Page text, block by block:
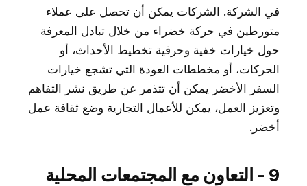
في الشركة. الشركات يمكن أن تحصل على عملاء
متورطين في حركة خضراء من خلال تبادل المعرفة
حول خيارات خفية وحرفية تخطيط الأحداث، أو
الحركات، أو مخططات العودة التي تشجع خيارات
السفر الأخضر يمكن أن تتذمر عن طريق نشر التفاهم
وتعزيز العمل، يمكن للأعمال التجارية وضع ثقافة عمل
أخضر.
9 - التعاون مع المجتمعات المحلية